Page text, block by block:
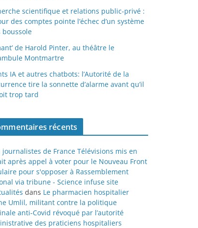
scientifique et relations public-privé :
des comptes pointe l’échec d’un système
boussole
de Harold Pinter, au théâtre le
Montmartre
IA et autres chatbots: l’Autorité de la
tire la sonnette d’alarme avant qu’il
trop tard
récents
journalistes de France Télévisions mis en
après appel à voter pour le Nouveau Front
pour s'opposer à Rassemblement
via tribune - Science infuse site
dans Le pharmacien hospitalier
Umlil, militant contre la politique
anti-Covid révoqué par l’autorité
des praticiens hospitaliers